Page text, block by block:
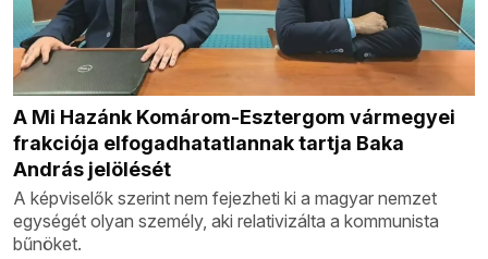
A Mi Hazánk Komárom-Esztergom vármegyei
frakciója elfogadhatatlannak tartja Baka
András jelölését
A képviselők szerint nem fejezheti ki a magyar nemzet
egységét olyan személy, aki relativizálta a kommunista
bűnöket.